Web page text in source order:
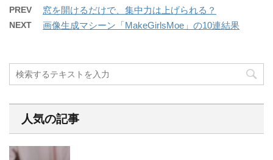
PREV 窓を開けるだけで、集中力は上げられる？
NEXT 画像生成マシーン「MakeGirlsMoe」の10連結果
人気の記事